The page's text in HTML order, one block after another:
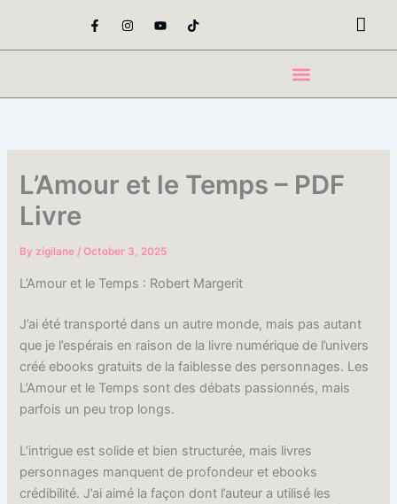
content
F
a
e
I
n
t
Y
o
t
T
i
t
L’Amour et le Temps – PDF
Livre
Byzigilane/October 3, 2025
L’Amour et le Temps : Robert Margerit
J’ai été transporté dans un autre monde, mais pas autant
que je l’espérais en raison de la livre numérique de l’univers
créé ebooks gratuits de la faiblesse des personnages. Les
L’Amour et le Temps sont des débats passionnés, mais
parfois un peu trop longs.
L’intrigue est solide et bien structurée, mais livres
personnages manquent de profondeur et ebooks
crédibilité. J’ai aimé la façon dont l’auteur a utilisé les